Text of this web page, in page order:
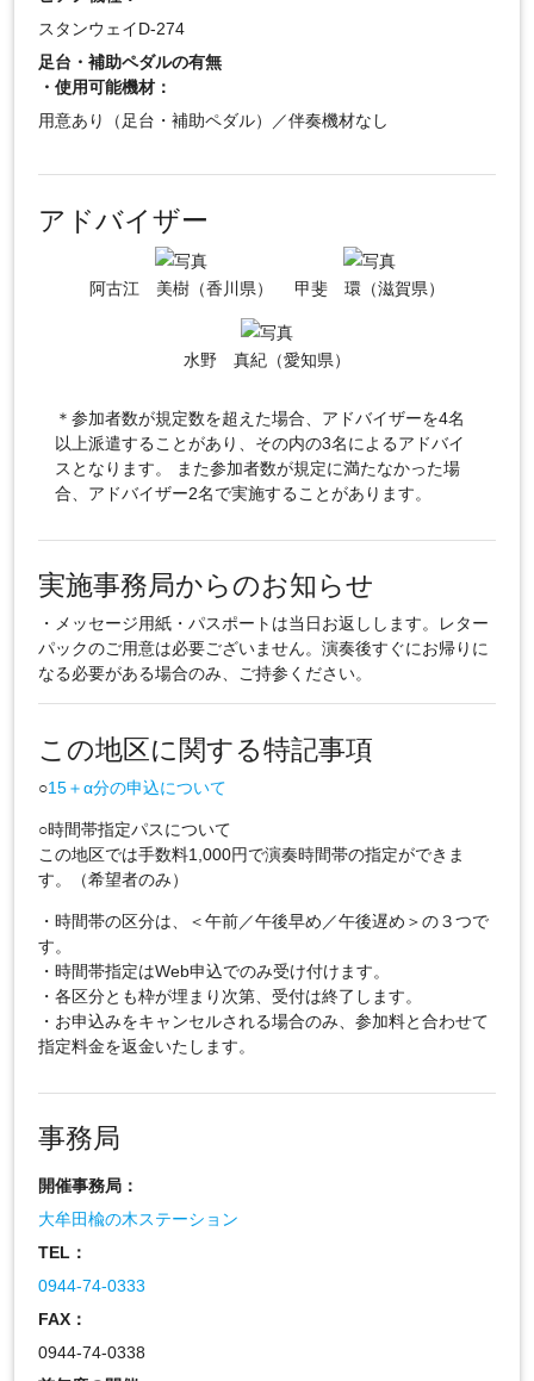
スタンウェイD-274
足台・補助ペダルの有無
・使用可能機材：
用意あり（足台・補助ペダル）／伴奏機材なし
アドバイザー
阿古江 美樹（香川県） 甲斐 環（滋賀県）
水野 真紀（愛知県）
＊参加者数が規定数を超えた場合、アドバイザーを4名
以上派遣することがあり、その内の3名によるアドバイ
スとなります。 また参加者数が規定に満たなかった場
合、アドバイザー2名で実施することがあります。
実施事務局からのお知らせ
・メッセージ用紙・パスポートは当日お返しします。レター
パックのご用意は必要ございません。演奏後すぐにお帰りに
なる必要がある場合のみ、ご持参ください。
この地区に関する特記事項
○15＋α分の申込について
○時間帯指定パスについて
この地区では手数料1,000円で演奏時間帯の指定ができま
す。（希望者のみ）
・時間帯の区分は、＜午前／午後早め／午後遅め＞の３つで
す。
・時間帯指定はWeb申込でのみ受け付けます。
・各区分とも枠が埋まり次第、受付は終了します。
・お申込みをキャンセルされる場合のみ、参加料と合わせて
指定料金を返金いたします。
事務局
開催事務局：
大牟田楡の木ステーション
TEL：
0944-74-0333
FAX：
0944-74-0338